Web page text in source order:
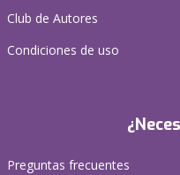
Club de Autores
Condiciones de uso
Preguntas frecuentes